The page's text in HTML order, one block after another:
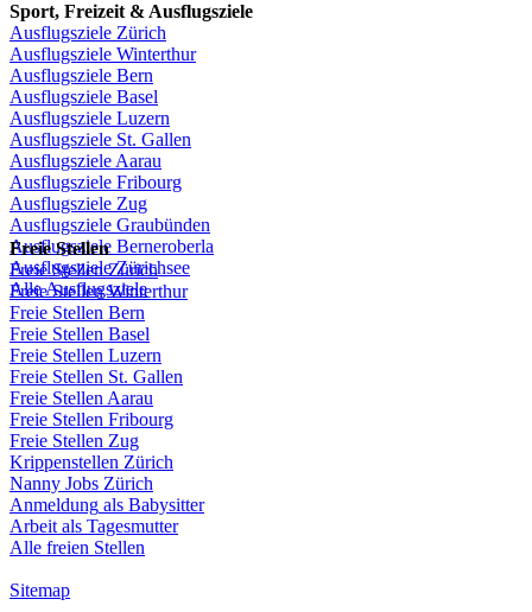
Sport, Freizeit & Ausflugsziele
Ausflugsziele Zürich
Ausflugsziele Winterthur
Ausflugsziele Bern
Ausflugsziele Basel
Ausflugsziele Luzern
Ausflugsziele St. Gallen
Ausflugsziele Aarau
Ausflugsziele Fribourg
Ausflugsziele Zug
Ausflugsziele Graubünden
Ausflugsziele Berneroberla
Ausflugsziele Zürichsee
Alle Ausflugsziele
Freie Stellen
Freie Stellen Zürich
Freie StellenWinterthur
Freie Stellen Bern
Freie Stellen Basel
Freie Stellen Luzern
Freie Stellen St. Gallen
Freie Stellen Aarau
Freie Stellen Fribourg
Freie Stellen Zug
Krippenstellen Zürich
Nanny Jobs Zürich
Anmeldung als Babysitter
Arbeit als Tagesmutter
Alle freien Stellen
Sitemap